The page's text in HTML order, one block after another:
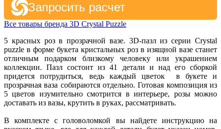
Запросить расчет
Все товары бренда 3D Crystal Puzzle
5 красных роз в прозрачной вазе. 3D-пазл из серии Crystal
puzzle в форме букета кристальных роз в изящной вазе станет
отличным подарком близкому человеку или украшением
коллекции. Пазл состоит из 41 детали и над его сборкой
придется потрудиться, ведь каждый цветок в букете и
прозрачная ваза собираются отдельно. Готовая композиция из
5 цветов изумительно смотрится в интерьере, розы можно
доставать из вазы, крутить в руках, рассматривать.
В комплекте с головоломкой вы найдете инструкцию на